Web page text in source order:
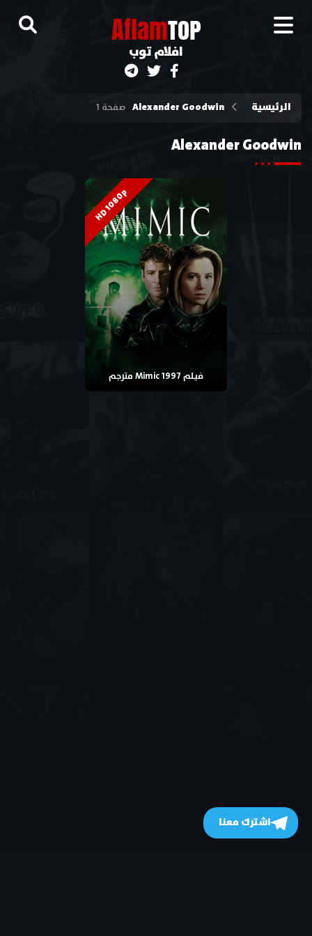
AflamTOP
افلام توب
الرئيسية Alexander Goodwin صفحة 1
Alexander Goodwin
HD 1080p
فيلم Mimic 1997 مترجم
اشترك معنا